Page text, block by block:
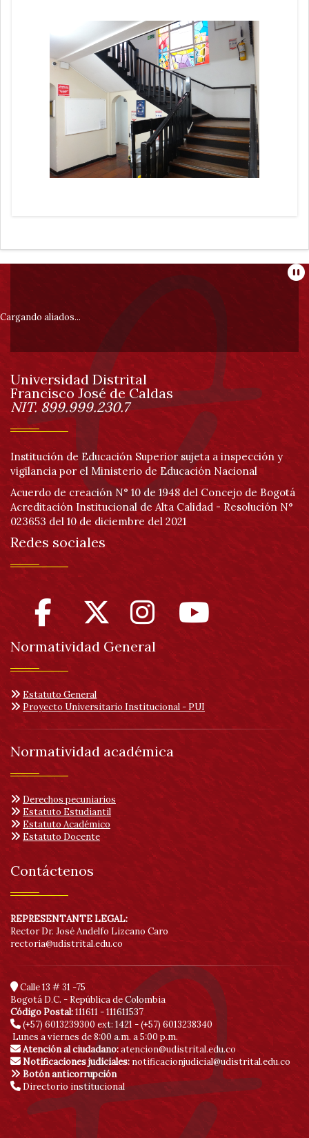
Información
pie
de
página
Cargando aliados...
Información
Universidad Distrital
Francisco José de Caldas
NIT. 899.999.230.7
Institución de Educación Superior sujeta a inspección y
vigilancia por el Ministerio de Educación Nacional
Acuerdo de creación N° 10 de 1948 del Concejo de Bogotá
Acreditación Institucional de Alta Calidad - Resolución N°
023653 del 10 de diciembre del 2021
Redes sociales
Normatividad General
Estatuto General
Proyecto Universitario Institucional - PUI
Normatividad académica
Derechos pecuniarios
Estatuto Estudiantil
Estatuto Académico
Estatuto Docente
Contáctenos
REPRESENTANTE LEGAL:
Rector Dr. José Andelfo Lizcano Caro
rectoria@udistrital.edu.co
Calle 13 # 31 -75
Bogotá D.C. - República de Colombia
Código Postal:111611 - 111611537
(+57) 6013239300 ext: 1421 - (+57) 6013238340
Lunes a viernes de 8:00 a.m. a 5:00 p.m.
Atención al ciudadano:atencion@udistrital.edu.co
Notificaciones judiciales: notificacionjudicial@udistrital.edu.co
Botón anticorrupción
Directorio institucional